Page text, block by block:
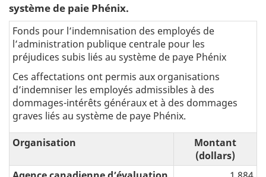
système de paie Phénix.
Fonds pour l’indemnisation des employés de
lʼadministration publique centrale pour les
préjudices subis liés au système de paye Phénix
Ces affectations ont permis aux organisations
dʼindemniser les employés admissibles à des
dommages-intérêts généraux et à des dommages
graves liés au système de paye Phénix.
Organisation
Montant
(dollars)